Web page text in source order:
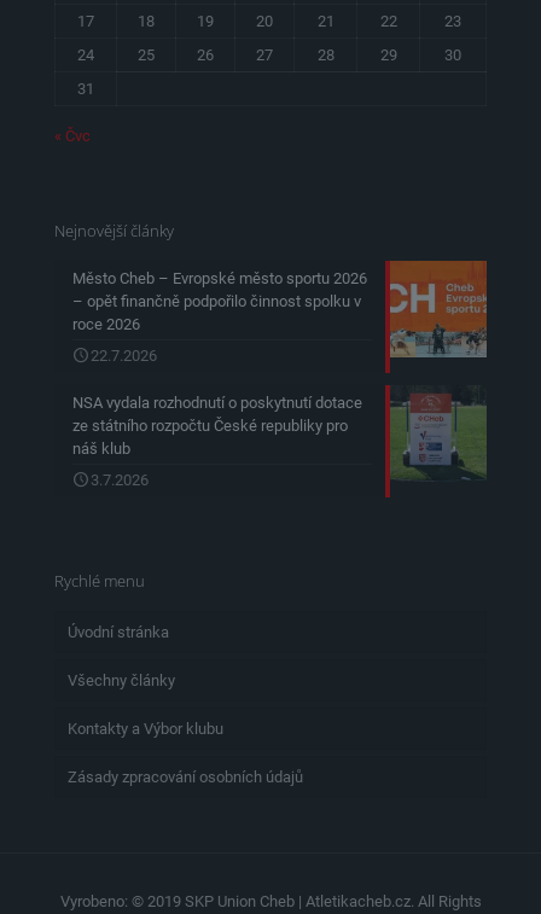
17
18 19 20 21 22
23
24
25 26 27 28 29
30
31
« Čvc
Nejnovější články
Město Cheb – Evropské město sportu 2026
– opět finančně podpořilo činnost spolku v
roce 2026
22.7.2026
NSA vydala rozhodnutí o poskytnutí dotace
ze státního rozpočtu České republiky pro
náš klub
3.7.2026
Rychlé menu
Úvodní stránka
Všechny články
Kontakty a Výbor klubu
Zásady zpracování osobních údajů
Vyrobeno: © 2019 SKP Union Cheb | Atletikacheb.cz. All Rights